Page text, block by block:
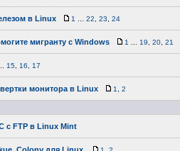
в Linux 1 22 23 24
мигранту с Windows 1 19 20 21
15 16 17
монитора в Linux 1 2
с FTP в Linux Mint